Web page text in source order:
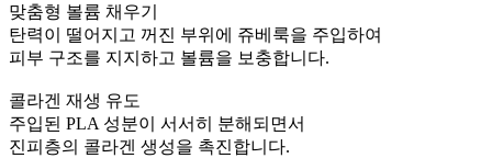
맞춤형 볼륨 채우기
탄력이 떨어지고 꺼진 부위에 쥬베룩을 주입하여
피부 구조를 지지하고 볼륨을 보충합니다.
콜라겐 재생 유도
주입된 PLA 성분이 서서히 분해되면서
진피층의 콜라겐 생성을 촉진합니다.